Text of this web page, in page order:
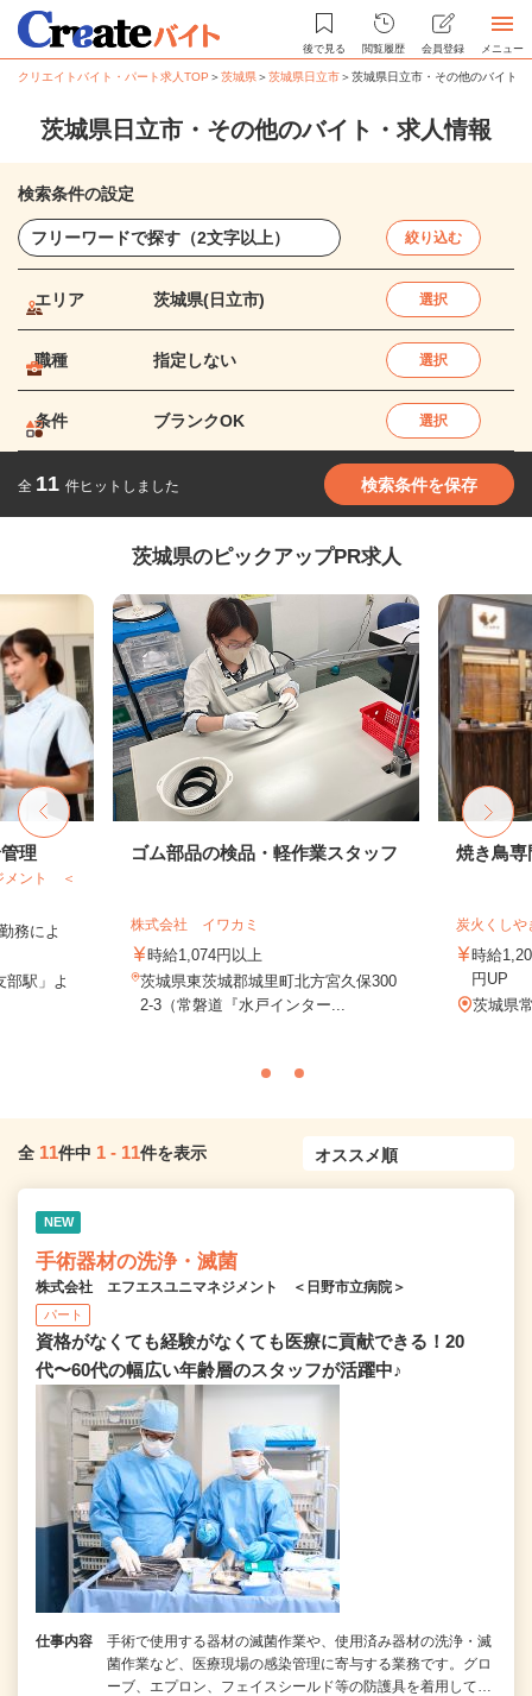
後で見る 閲覧履歴 会員登録 メニュー
クリエイトバイト・パート求人TOP ＞茨城県＞茨城県日立市＞茨城県日立市・その他のバイト
茨城県日立市・その他のバイト・求人情報
検索条件の設定
絞り込む
エリア 茨城県(日立市) 選択
職種 指定しない 選択
条件 ブランクOK 選択
全 11 件ヒットしました 検索条件を保存
茨城県のピックアップPR求人
理
メント ＜
務によ
部駅」よ
ゴム部品の検品・軽作業スタッフ
株式会社 イワカミ
時給1,074円以上
茨城県東茨城郡城里町北方宮久保300
2-3（常磐道『水戸インター...
焼き鳥専
炭火くし
時給
円UP
茨城県
全 11件中 1 - 11件を表示
NEW
手術器材の洗浄・滅菌
株式会社 エフエスユニマネジメント ＜日野市立病院＞
パート
資格がなくても経験がなくても医療に貢献できる！20
代〜60代の幅広い年齢層のスタッフが活躍中♪
仕事内容
手術で使用する器材の滅菌作業や、使用済み器材の洗浄・滅
菌作業など、医療現場の感染管理に寄与する業務です。グロ
ーブ、エプロン、フェイスシールド等の防護具を着用して…